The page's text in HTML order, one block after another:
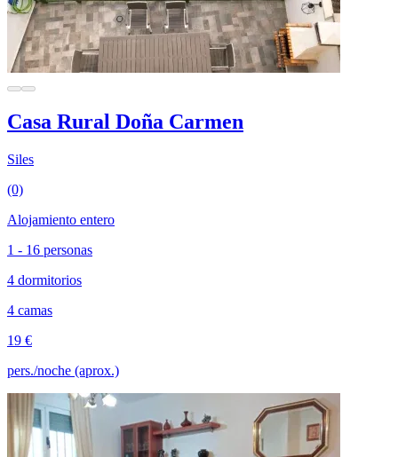
Casa Rural Doña Carmen
Siles
(0)
Alojamiento entero
1 - 16 personas
4 dormitorios
4 camas
19 €
pers./noche (aprox.)